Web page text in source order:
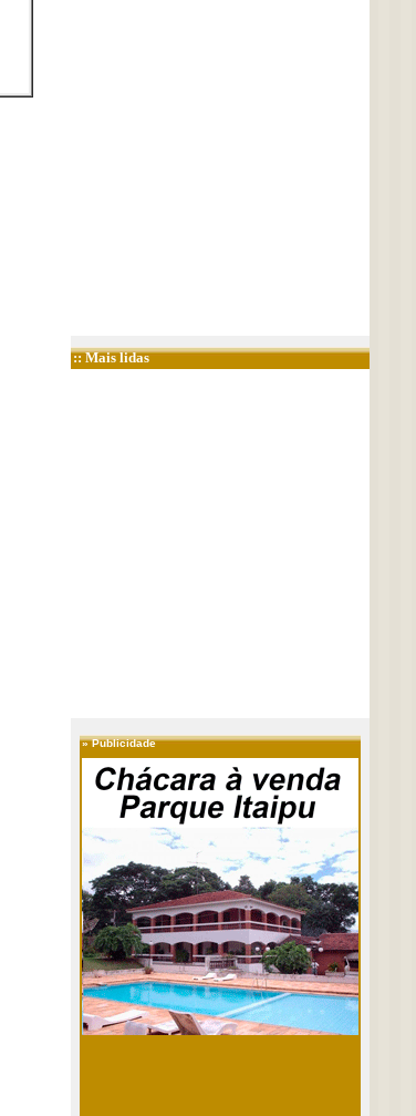
:: Mais lidas
»Publicidade